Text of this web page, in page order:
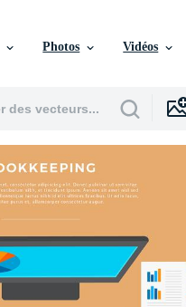
Photos Vidéos